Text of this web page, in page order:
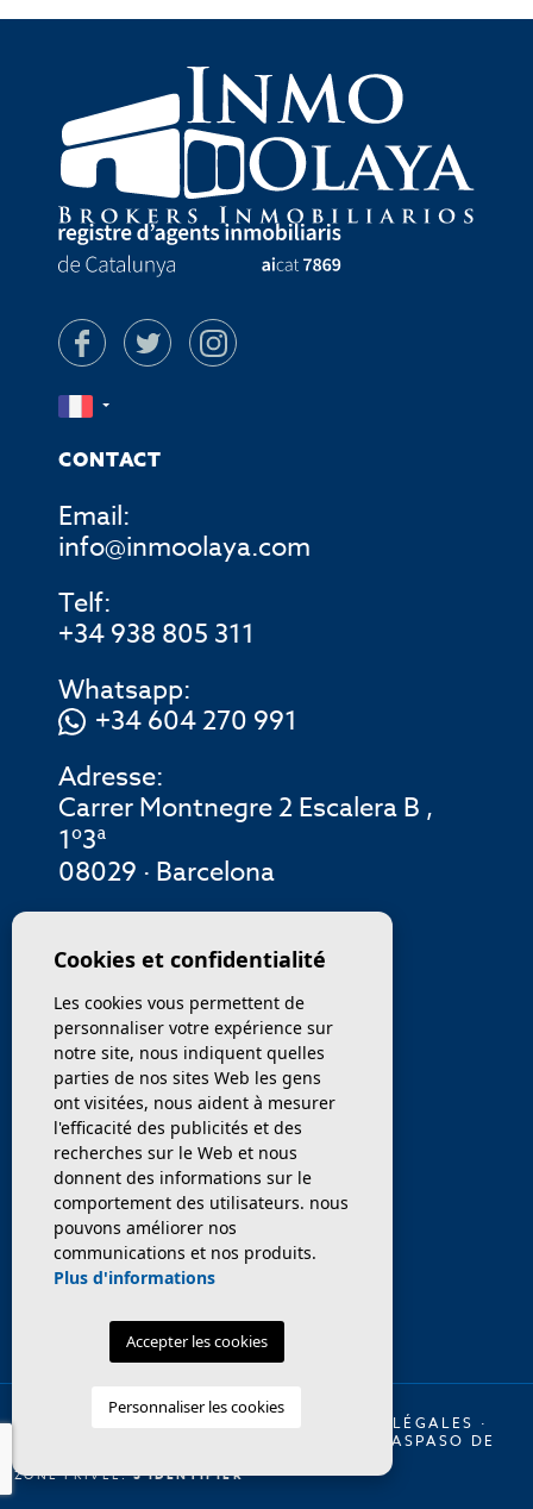
CONTACT
Email:
info@inmoolaya.com
Telf:
+34 938 805 311
Whatsapp:
+34 604 270 991
Adresse:
Carrer Montnegre 2 Escalera B ,
1º3ª
08029 · Barcelona
MENU
ENTREPRISE
PROPRIÉTÉS
SERVICES
VENDEZ / TRANSFÉRER
NOUVELLES
MENTIONS LÉGALES ·
TRASPASO DE
ZONE PRIVÉE:S'IDENTIFIER
Cookies et confidentialité
Les cookies vous permettent de
personnaliser votre expérience sur
notre site, nous indiquent quelles
parties de nos sites Web les gens
ont visitées, nous aident à mesurer
l'efficacité des publicités et des
recherches sur le Web et nous
donnent des informations sur le
comportement des utilisateurs. nous
pouvons améliorer nos
communications et nos produits.
Plus d'informations
Accepter les cookies
Personnaliser les cookies